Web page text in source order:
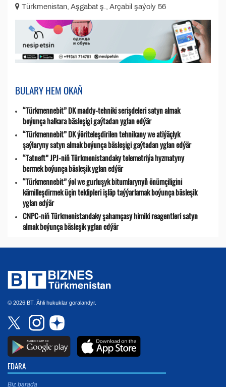
Türkmenistan, Aşgabat ş., Arçabil şaýoly 56
BULARY HEM OKAŇ
“Türkmennebit” DK maddy-tehniki serişdeleri satyn almak
boýunça halkara bäsleşigi gaýtadan yglan edýär
“Türkmennebit” DK ýöriteleşdirilen tehnikany we atiýäçlyk
şaýlaryny satyn almak boýunça bäsleşigi gaýtadan yglan edýär
“Tatneft” JPJ-niň Türkmenistandaky telemetriýa hyzmatyny
bermek boýunça bäsleşik yglan edýär
“Türkmennebit” ýol we gurluşyk bitumlarynyň önümçiligini
kämilleşdirmek üçin teklipleri işläp taýýarlamak boýunça bäsleşik
yglan edýär
CNPC-niň Türkmenistandaky şahamçasy himiki reagentleri satyn
almak boýunça bäsleşik yglan edýär
© 2026 BT. Ähli hukuklar goralandyr.
EDARA
Biz barada